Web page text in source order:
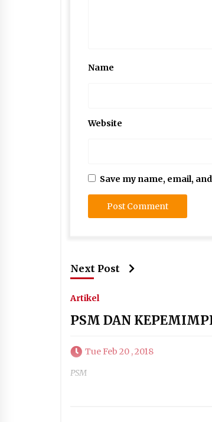
Name
Website
Save my name, email,
Next Post
Artikel
PSM DAN
Tue Feb 20 , 2018
PSM